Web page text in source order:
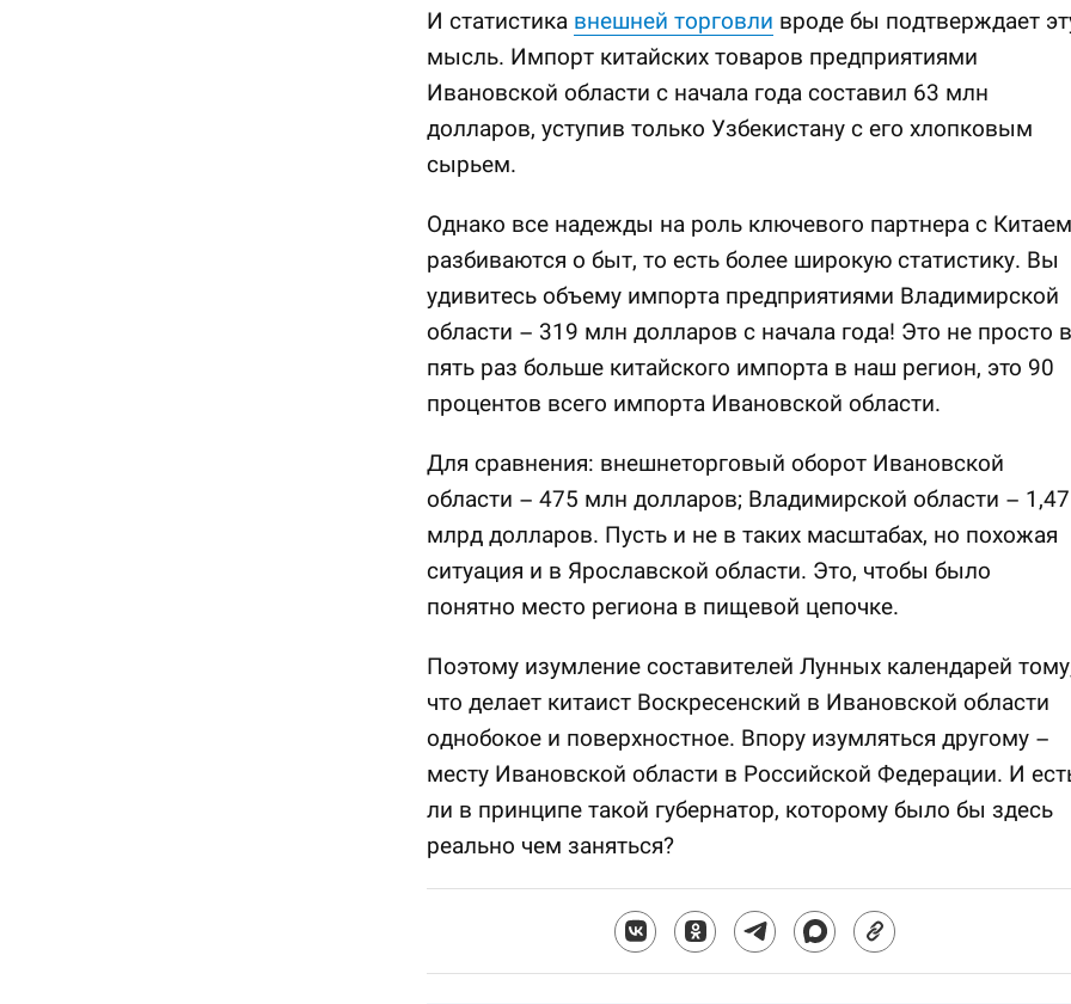
И статистика внешней торговли вроде бы подтверждает
мысль. Импорт китайских товаров предприятиями
Ивановской области с начала года составил 63 млн
долларов, уступив только Узбекистану с его хлопковым
сырьем.
Однако все надежды на роль ключевого партнера с Китаем
разбиваются о быт, то есть более широкую статистику. Вы
удивитесь объему импорта предприятиями Владимирской
области – 319 млн долларов с начала года! Это не просто в
пять раз больше китайского импорта в наш регион, это 90
процентов всего импорта Ивановской области.
Для сравнения: внешнеторговый оборот Ивановской
области – 475 млн долларов; Владимирской области – 1,47
млрд долларов. Пусть и не в таких масштабах, но похожая
ситуация и в Ярославской области. Это, чтобы было
понятно место региона в пищевой цепочке.
Поэтому изумление составителей Лунных календарей
что делает китаист Воскресенский в Ивановской области
однобокое и поверхностное. Впору изумляться другому –
месту Ивановской области в Российской Федерации. И
ли в принципе такой губернатор, которому было бы здесь
реально чем заняться?